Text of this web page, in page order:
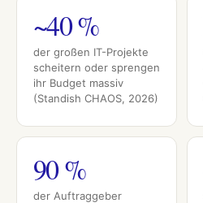
~40 %
der großen IT-Projekte
scheitern oder sprengen
ihr Budget massiv
(Standish CHAOS, 2026)
90 %
der Auftraggeber